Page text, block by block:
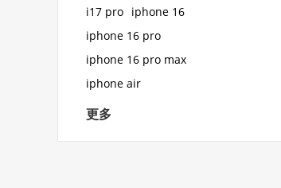
i17 pro iphone 16
iphone 16 pro
iphone 16 pro max
iphone air
更多